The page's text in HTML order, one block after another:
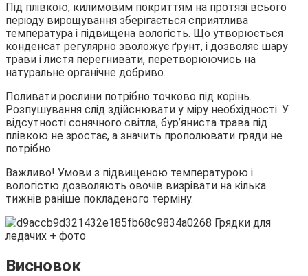
Під плівкою, килимовим покриттям на протязі всього
періоду вирощування зберігається сприятлива
температура і підвищена вологість. Що утворюється
конденсат регулярно зволожує ґрунт, і дозволяє шару
трави і листя перегнивати, перетворюючись на
натуральне органічне добриво.
Поливати рослини потрібно точково під корінь.
Розпушування слід здійснювати у міру необхідності. У
відсутності сонячного світла, бур’яниста трава під
плівкою не зростає, а значить прополювати гряди не
потрібно.
Важливо! Умови з підвищеною температурою і
вологістю дозволяють овочів визрівати на кілька
тижнів раніше покладеного терміну.
Висновок